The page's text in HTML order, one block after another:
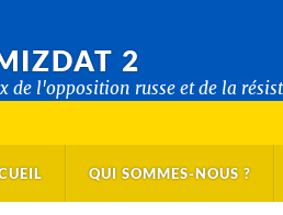
2
de l'opposition russe et de la
QUI SOMMES-NOUS ?